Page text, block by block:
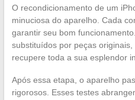
O recondicionamento de um
minuciosa do aparelho. Cada
garantir seu bom
substituídos por peças
recupere toda a sua esplendor
Após essa etapa, o aparelho
rigorosos. Esses testes